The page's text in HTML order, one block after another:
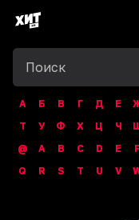
А Б В Г Д Е
Т
У Ф Х Ц Ч
@
A B C D E F
Q
R S T U V